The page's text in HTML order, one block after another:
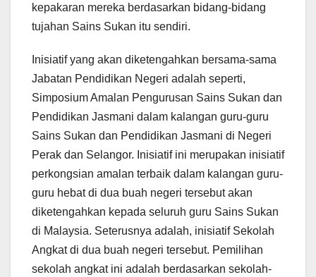
kepakaran mereka berdasarkan bidang-bidang
tujahan Sains Sukan itu sendiri.
Inisiatif yang akan diketengahkan bersama-sama
Jabatan Pendidikan Negeri adalah seperti,
Simposium Amalan Pengurusan Sains Sukan dan
Pendidikan Jasmani dalam kalangan guru-guru
Sains Sukan dan Pendidikan Jasmani di Negeri
Perak dan Selangor. Inisiatif ini merupakan inisiatif
perkongsian amalan terbaik dalam kalangan guru-
guru hebat di dua buah negeri tersebut akan
diketengahkan kepada seluruh guru Sains Sukan
di Malaysia. Seterusnya adalah, inisiatif Sekolah
Angkat di dua buah negeri tersebut. Pemilihan
sekolah angkat ini adalah berdasarkan sekolah-